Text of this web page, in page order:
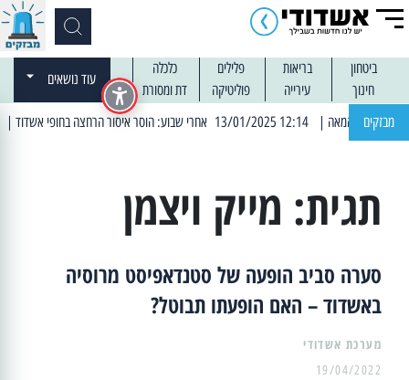
ביטחון בריאות פלילים
כלכלה
חינוך
עירייה פוליטיקה דת ומסורת
עוד נושאים
מבזקים | 13:04 14/01/2025 עובדים בלילות: עבודות קרצוף וריבוד אספלט
תגית: מייק ויצמן
סערה סביב הופעה של סטנדאפיסט מרוסיה
באשדוד – האם הופעתו תבוטל?
מערכת אשדודי
19/04/2022